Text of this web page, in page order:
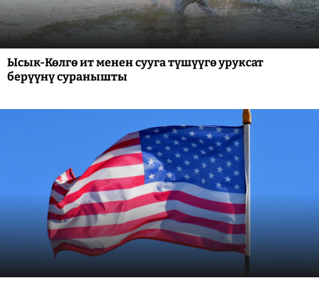
Ысык-Көлгө ит менен сууга түшүүгө уруксат
берүүнү суранышты